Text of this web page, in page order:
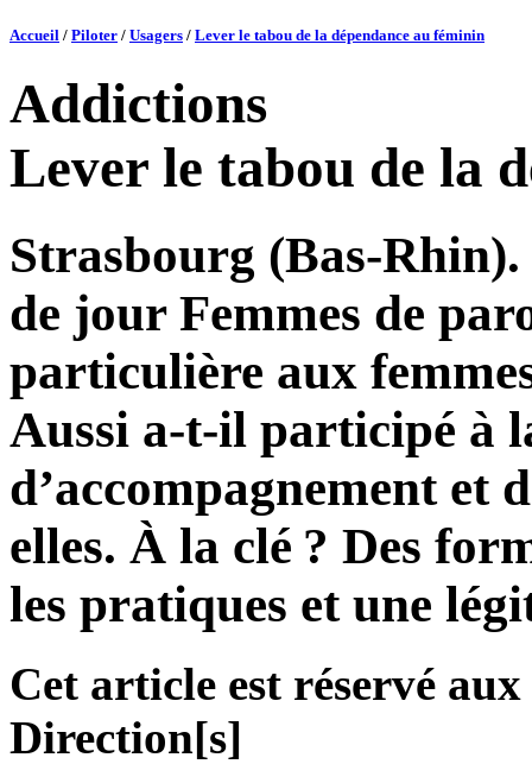
Accueil / Piloter / Usagers / Lever le tabou de la dépendance au féminin
Addictions
Lever le tabou de la
Strasbourg (Bas-
de jour Femmes de
particulière aux
Aussi a-t-il participé à
d’accompagnement et
elles. À la clé ? Des
les pratiques et une
Cet article est réservé
Direction[s]